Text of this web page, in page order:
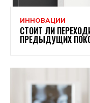
ИННОВАЦИИ
СТОИТ ЛИ
ПРЕДЫДУЩИХ